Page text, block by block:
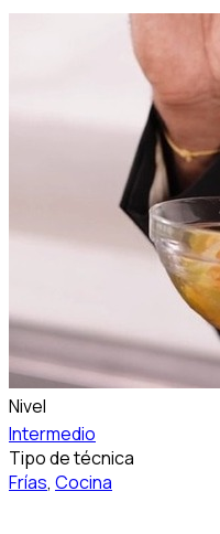
Nivel
Intermedio
Tipo de técnica
Frías, Cocina